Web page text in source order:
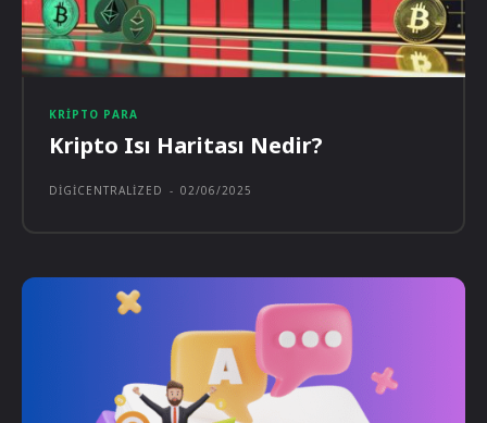
KRIPTO PARA
Kripto Isı Haritası Nedir?
DIGICENTRALIZED - 02/06/2025